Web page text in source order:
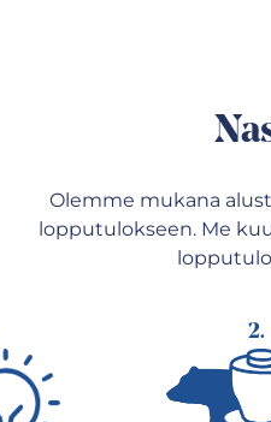
Olemme mukana
lopputulokseen. Me
2.